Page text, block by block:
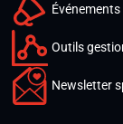
Outils
Newsletter